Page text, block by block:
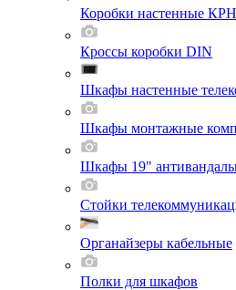
Коробки настенные КРН
Кроссы коробки DIN
Шкафы настенные
Шкафы монтажные
Шкафы 19"
Стойки
Органайзеры кабельные
Полки для шкафов